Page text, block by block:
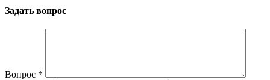
Задать вопрос
Вопрос *